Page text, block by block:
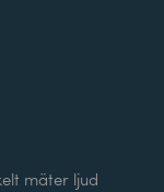
mäter ljud